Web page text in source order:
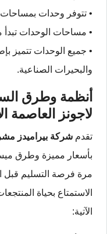
• تتوفر وحدات
• مساحات الوحدات تبدأ من 70 متر
• جميع الوحدات تتميز
والبحيرات الصناعية.
أنظمة وطرق
لاجونز العاصمة
تقدم شركة بيراميدز
بأسعار مميزة وطرق
مرة فرصة التسليم قبل
الاستمتاع بحياة
الآتية: